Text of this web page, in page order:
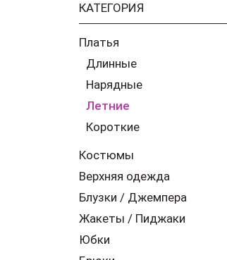
КАТЕГОРИЯ
Платья
Длинные
Нарядные
Летние
Короткие
Костюмы
Верхняя одежда
Блузки / Джемпера
Жакеты / Пиджаки
Юбки